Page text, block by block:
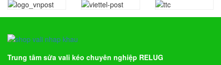
Trung tâm sửa vali kéo chuyên nghiệp RELUG